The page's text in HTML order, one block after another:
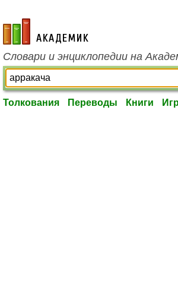
academic.ru
Словари и энциклопедии на
Толкования Переводы Книги